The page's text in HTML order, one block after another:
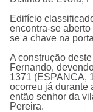
Edifí­cio
encontra-se
se a chave na
A construção
Fernando,
1371 (ESPANCA,
ocorreu já durante
então senhor da
Pereira.